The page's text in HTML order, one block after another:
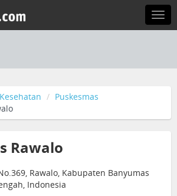
Puskesmas
Rawalo
Rawalo, Kabupaten Banyumas
Indonesia